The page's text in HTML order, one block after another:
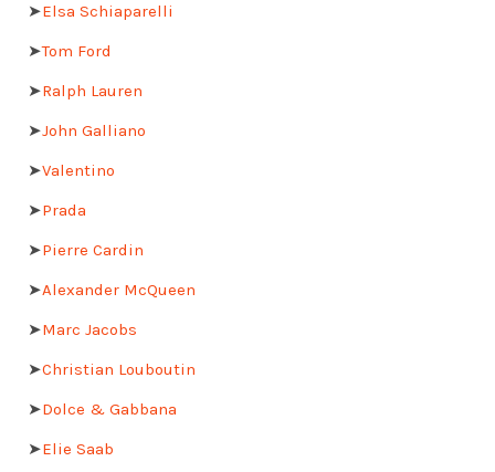
➤Elsa Schiaparelli
➤Tom Ford
➤Ralph Lauren
➤John Galliano
➤Valentino
➤Prada
➤Pierre Cardin
➤Alexander McQueen
➤Marc Jacobs
➤Christian Louboutin
➤Dolce & Gabbana
➤Elie Saab